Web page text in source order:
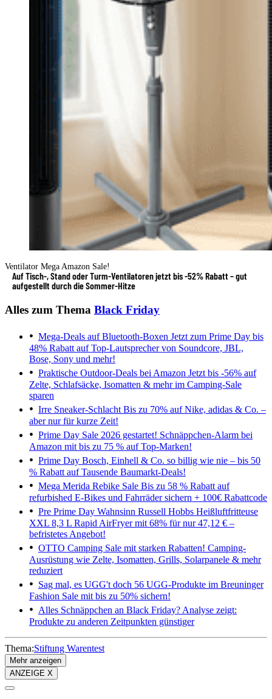
Ventilator Mega Amazon Sale!
Auf Tisch-, Stand oder Turm-Ventilatoren jetzt bis -52% Rabatt – gut
aufgestellt durch die Sommer-Hitze
Alles zum Thema Black Friday
Mega-Deals auf Bluetooth-Boxen Jetzt zum Prime Day bis
48% Rabatt auf Top-Lautsprecher von Soundcore, JBL,
Bose, Sony und mehr!
Praktische Outdoor-Deals bei Amazon Jetzt bis -56% auf
Zelte, Schlafsäcke, Isomatten & mehr im Camping-Sale
sparen
Irre Sneaker-Schlacht Bis zu 70% auf Nike, adidas & Co. –
aber nur für kurze Zeit!
Prime Day Sale 2026 gestartet! Schnäppchen-Alarm bei
Amazon mit bis zu 75 % auf Top-Marken!
Prime Day Bosch, Einhell & Co. so billig wie nie – bis 50
% Rabatt auf Tausende Baumarkt-Deals!
Mega Merida Rebike Sale Bis zu 58 % Rabatt auf
refurbished E-Bikes und Fahrräder sichern + 100€ Rabattcode
Pre Prime Day Wahnsinn Russell Hobbs Heißluftfritteuse
XXL 8,3 L Rapid AirFryer mit 68% für nur 47,12 € –
befristetes Angebot!
OTTO Camping Sale mit starken Rabatten! Camping-
Ausrüstung wie Zelte, Isomatten, Grills, Solarpanele & mehr
reduziert
Sag mal, es UGG't doch 56 UGG-Produkte im Breuninger
Fashion Sale mit bis zu 50% sichern!
Alles Schnäppchen an Black Friday? Analyse zeigt:
Produkte zu anderen Zeitpunkten günstiger
Thema:Stiftung Warentest
Mehr anzeigen
ANZEIGE X